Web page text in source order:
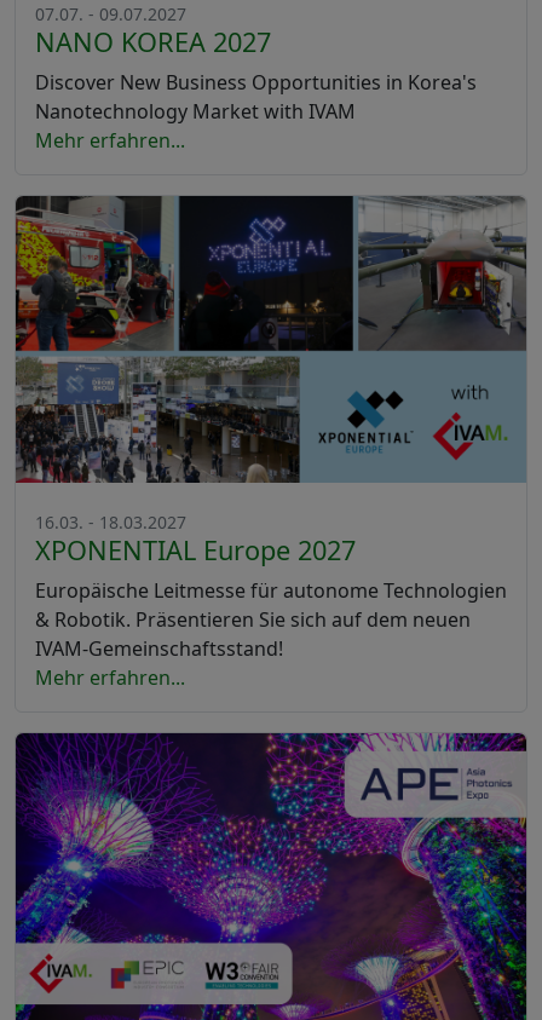
07.07. - 09.07.2027
NANO KOREA 2027
Discover New Business Opportunities in Korea's
Nanotechnology Market with IVAM
Mehr erfahren...
16.03. - 18.03.2027
XPONENTIAL Europe 2027
Europäische Leitmesse für autonome Technologien
& Robotik. Präsentieren Sie sich auf dem neuen
IVAM-Gemeinschaftsstand!
Mehr erfahren...